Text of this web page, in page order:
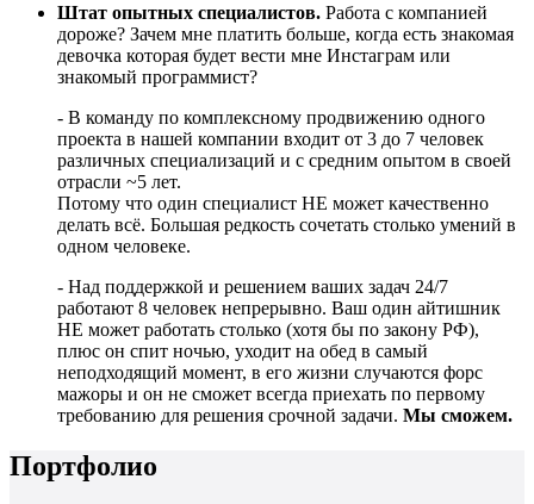
Штат опытных специалистов. Работа с компанией
дороже? Зачем мне платить больше, когда есть знакомая
девочка которая будет вести мне Инстаграм или
знакомый программист?
- В команду по комплексному продвижению одного
проекта в нашей компании входит от 3 до 7 человек
различных специализаций и с средним опытом в своей
отрасли ~5 лет.
Потому что один специалист НЕ может качественно
делать всё. Большая редкость сочетать столько умений в
одном человеке.
- Над поддержкой и решением ваших задач 24/7
работают 8 человек непрерывно. Ваш один айтишник
НЕ может работать столько (хотя бы по закону РФ),
плюс он спит ночью, уходит на обед в самый
неподходящий момент, в его жизни случаются форс
мажоры и он не сможет всегда приехать по первому
требованию для решения срочной задачи. Мы сможем.
Портфолио